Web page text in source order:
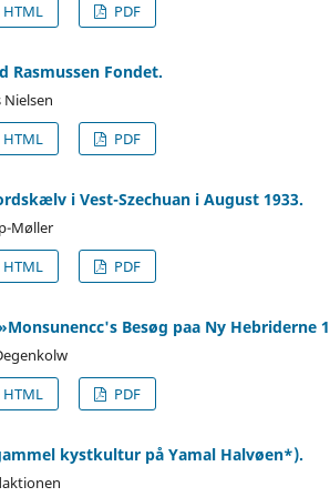
HTML PDF
Rasmussen Fondet.
Nielsen
HTML
PDF
i Vest-Szechuan i August 1933.
Møller
HTML
PDF
Besøg paa Ny Hebriderne
HTML
PDF
kystkultur på Yamal Halvøen*).